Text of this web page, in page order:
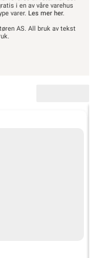
i en av våre varehus
varer. Les mer her.
AS. All bruk av tekst